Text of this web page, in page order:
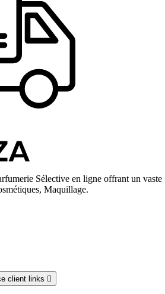
Sélective en ligne offrant un vaste
Maquillage.
client links 